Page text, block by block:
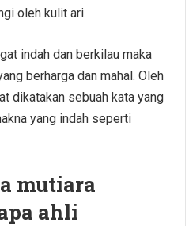
oleh kulit ari.
indah dan berkilau maka
berharga dan mahal. Oleh
dikatakan sebuah kata yang
yang indah seperti
mutiara
ahli